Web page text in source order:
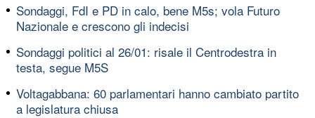
Sondaggi, FdI e PD in calo, bene M5s; vola Futuro
Nazionale e crescono gli indecisi
Sondaggi politici al 26/01: risale il Centrodestra in
testa, segue M5S
Voltagabbana: 60 parlamentari hanno cambiato partito
a legislatura chiusa